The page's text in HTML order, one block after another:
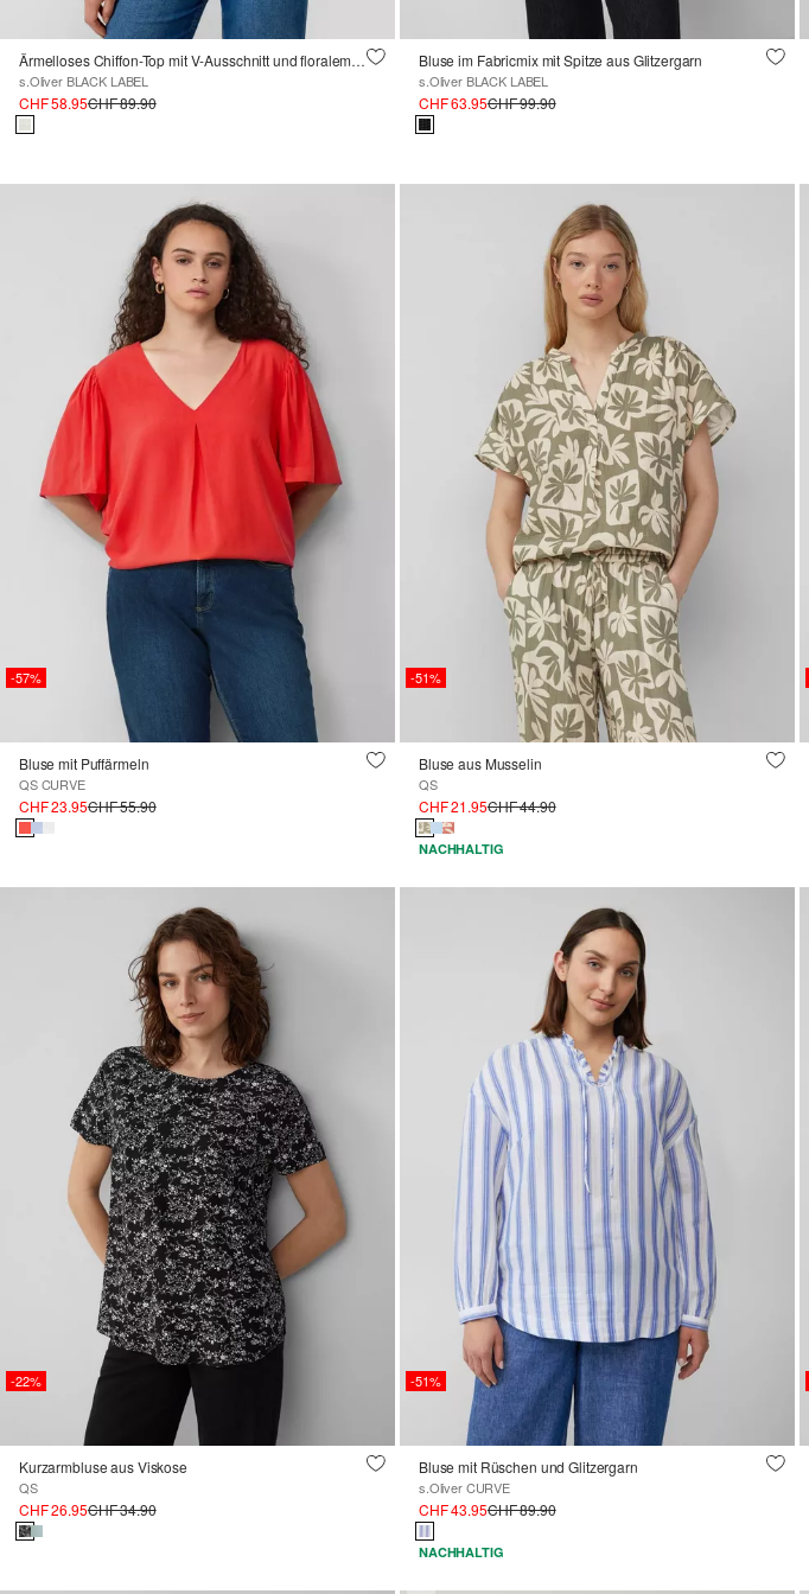
Ärmelloses Chiffon-Top mit V-Ausschnitt und floralem Muster
s.Oliver BLACK LABEL
CHF 58.95CHF 89.90
Bluse im Fabricmix mit Spitze aus Glitzergarn
s.Oliver BLACK LABEL
CHF 63.95CHF 99.90
-57%
Bluse mit Puffärmeln
QS CURVE
CHF 23.95CHF 55.90
-51%
Bluse aus Musselin
QS
CHF 21.95CHF 44.90
NACHHALTIG
-22%
Kurzarmbluse aus Viskose
QS
CHF 26.95CHF 34.90
-51%
Bluse mit Rüschen und Glitzergarn
s.Oliver CURVE
CHF 43.95CHF 89.90
NACHHALTIG